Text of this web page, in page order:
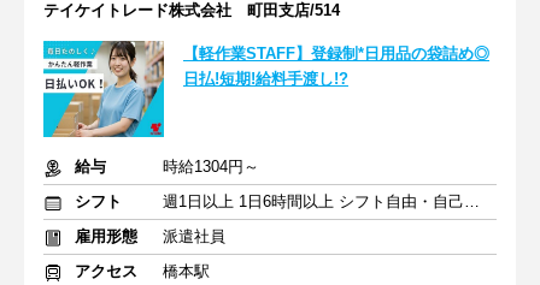
テイケイトレード株式会社 町田支店/514
【軽作業STAFF】登録制*日用品の袋詰め◎
日払!短期!給料手渡し!?
給与
時給1304円～
シフト
週1日以上 1日6時間以上 シフト自由・自己申告
雇用形態
派遣社員
アクセス
橋本駅